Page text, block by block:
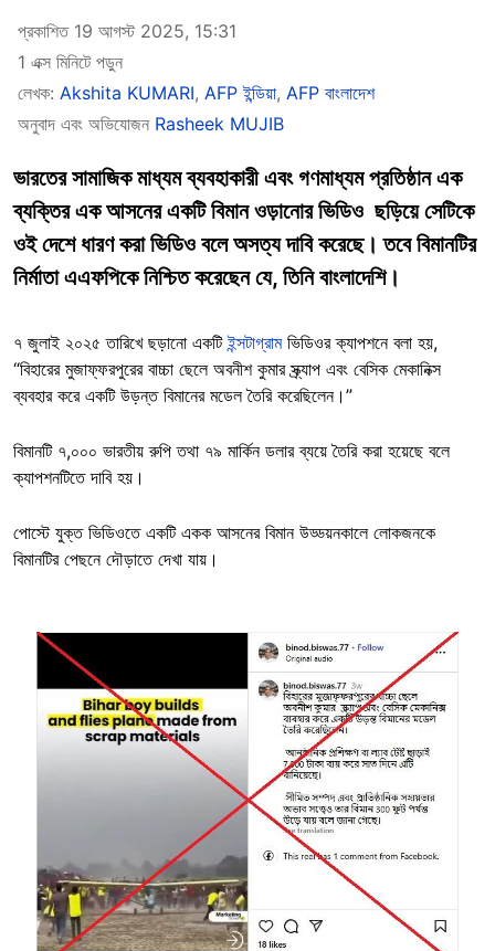
প্রকাশিত 19 আগস্ট 2025, 15:31
1 এক্স মিনিটে পড়ুন
লেখক: Akshita KUMARI, AFP ইন্ডিয়া, AFP বাংলাদেশ
অনুবাদ এবং অভিযোজন Rasheek MUJIB
ভারতের সামাজিক মাধ্যম ব্যবহাকারী এবং গণমাধ্যম প্রতিষ্ঠান এক
ব্যক্তির এক আসনের একটি বিমান ওড়ানোর ভিডিও ছড়িয়ে সেটিকে
ওই দেশে ধারণ করা ভিডিও বলে অসত্য দাবি করেছে। তবে বিমানটির
নির্মাতা এএফপিকে নিশ্চিত করেছেন যে, তিনি বাংলাদেশি।
৭ জুলাই ২০২৫ তারিখে ছড়ানো একটিইন্সটাগ্রামভিডিওর ক্যাপশনে বলা হয়,
“বিহারের মুজাফ্ফরপুরের বাচ্চা ছেলে অবনীশ কুমার স্ক্র্যাপ এবং বেসিক মেকানিক্স
ব্যবহার করে একটি উড়ন্ত বিমানের মডেল তৈরি করেছিলেন।”
বিমানটি ৭,০০০ ভারতীয় রুপি তথা ৭৯ মার্কিন ডলার ব্যয়ে তৈরি করা হয়েছে বলে
ক্যাপশনটিতে দাবি হয়।
পোস্টে যুক্ত ভিডিওতে একটি একক আসনের বিমান উড্ডয়নকালে লোকজনকে
বিমানটির পেছনে দৌড়াতে দেখা যায়।
Image